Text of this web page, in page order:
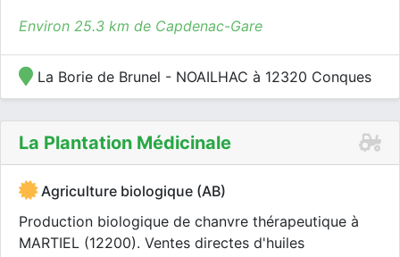
Environ 25.3 km de Capdenac-Gare
La Borie de Brunel - NOAILHAC à 12320 Conques
La Plantation Médicinale
Agriculture biologique (AB)
Production biologique de chanvre thérapeutique à
MARTIEL (12200). Ventes directes d'huiles